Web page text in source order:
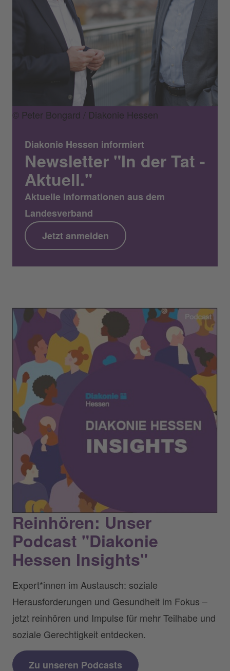
© Peter Bongard / Diakonie Hessen
Diakonie Hessen informiert
Newsletter "In der Tat -
Aktuell."
Aktuelle Informationen aus dem
Landesverband
Jetzt anmelden
Reinhören: Unser
Podcast "Diakonie
Hessen Insights"
Expert*innen im Austausch: soziale
Herausforderungen und Gesundheit im Fokus –
jetzt reinhören und Impulse für mehr Teilhabe und
soziale Gerechtigkeit entdecken.
Zu unseren Podcasts